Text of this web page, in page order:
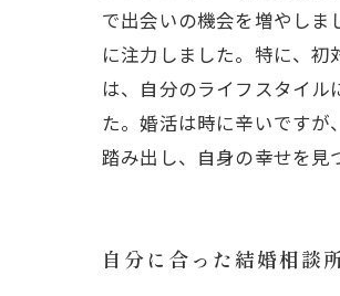
で出会いの機会を増やし
に注力しました。特に、
は、自分のライフスタイ
た。婚活は時に辛いです
踏み出し、自身の幸せを見
自分に合った結婚相談